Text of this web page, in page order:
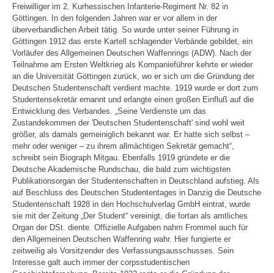
Freiwilliger im 2. Kurhessischen Infanterie-Regiment Nr. 82 in
Göttingen. In den folgenden Jahren war er vor allem in der
überverbandlichen Arbeit tätig. So wurde unter seiner Führung in
Göttingen 1912 das erste Kartell schlagender Verbände gebildet, ein
Vorläufer des Allgemeinen Deutschen Waffenrings (ADW). Nach der
Teilnahme am Ersten Weltkrieg als Kompanieführer kehrte er wieder
an die Universität Göttingen zurück, wo er sich um die Gründung der
Deutschen Studentenschaft verdient machte. 1919 wurde er dort zum
Studentensekretär ernannt und erlangte einen großen Einfluß auf die
Entwicklung des Verbandes. „Seine Verdienste um das
Zustandekommen der 'Deutschen Studentenschaft' sind wohl weit
größer, als damals gemeiniglich bekannt war. Er hatte sich selbst –
mehr oder weniger – zu ihrem allmächtigen Sekretär gemacht“,
schreibt sein Biograph Mitgau. Ebenfalls 1919 gründete er die
Deutsche Akademische Rundschau, die bald zum wichtigsten
Publikationsorgan der Studentenschaften in Deutschland aufstieg. Als
auf Beschluss des Deutschen Studententages in Danzig die Deutsche
Studentenschaft 1928 in den Hochschulverlag GmbH eintrat, wurde
sie mit der Zeitung „Der Student“ vereinigt, die fortan als amtliches
Organ der DSt. diente. Offizielle Aufgaben nahm Frommel auch für
den Allgemeinen Deutschen Waffenring wahr. Hier fungierte er
zeitweilig als Vorsitzender des Verfassungsausschusses. Sein
Interesse galt auch immer der corpsstudentischen